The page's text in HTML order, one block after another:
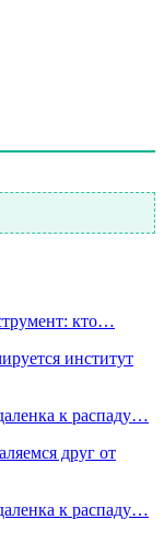
кто…
институт
к распаду…
друг от
к распаду…